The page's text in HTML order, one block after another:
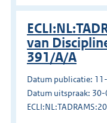
van
391/A/A
Datum publicatie:
Datum uitspraak: